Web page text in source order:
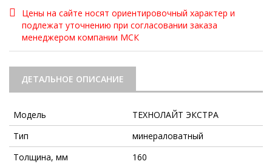
Цены на сайте носят ориентировочный характер и
подлежат уточнению при согласовании заказа
менеджером компании МСК
ДЕТАЛЬНОЕ ОПИСАНИЕ
Модель
ТЕХНОЛАЙТ ЭКСТРА
Тип
минераловатный
Толщина, мм
160